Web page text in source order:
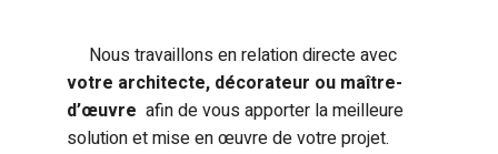
Nous travaillons en relation directe avec
votre architecte, décorateur ou maître-
d’œuvre afin de vous apporter la meilleure
solution et mise en œuvre de votre projet.